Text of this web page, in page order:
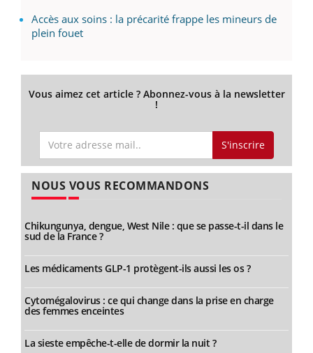
Accès aux soins : la précarité frappe les mineurs de
plein fouet
Vous aimez cet article ? Abonnez-vous à la newsletter
!
S'inscrire
NOUS VOUS RECOMMANDONS
Chikungunya, dengue, West Nile : que se passe-t-il dans le
sud de la France ?
Les médicaments GLP-1 protègent-ils aussi les os ?
Cytomégalovirus : ce qui change dans la prise en charge
des femmes enceintes
La sieste empêche-t-elle de dormir la nuit ?